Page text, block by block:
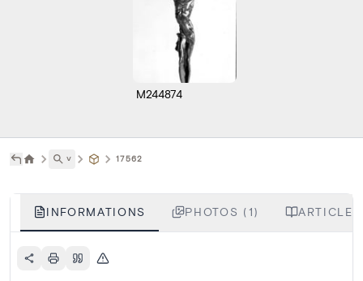
M244874
˅ 17562
INFORMATIONS PHOTOS (1)